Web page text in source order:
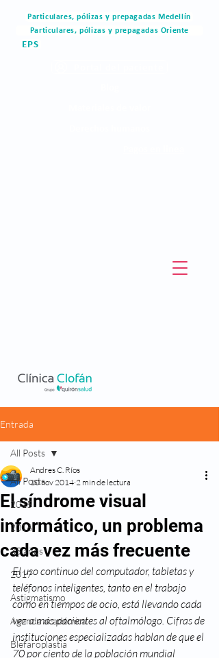
Particulares, pólizas y prepagadas Medellín
Particulares, pólizas y prepagadas Oriente
EPS
Entrada
All Posts
2015
2016
35 años
2017
Astigmatismo
Agenda académica
Blefaroplastia
All Posts
El síndrome visual
informático, un problema
cada vez más frecuente
Andres C. Ríos
10 nov 2014 2 min de lectura
El uso continuo del computador, tabletas y
teléfonos inteligentes, tanto en el trabajo
como en tiempos de ocio, está llevando cada
vez a más pacientes al oftalmólogo. Cifras de
instituciones especializadas hablan de que el
70 por ciento de la población mundial